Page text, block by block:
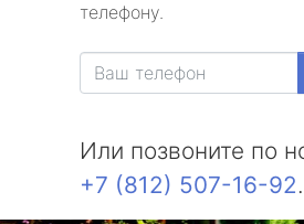
телефону.
Или позвоните по
+7 (812) 507-16-92.